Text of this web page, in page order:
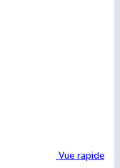
Vue rapide